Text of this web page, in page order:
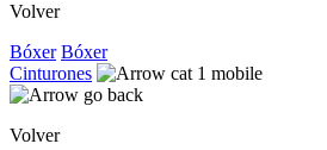
Volver
Bóxer Bóxer
Cinturones
Volver